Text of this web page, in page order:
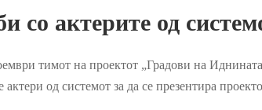
со актерите од
тимот на проектот „Градови на
актери од системот за да се презентира